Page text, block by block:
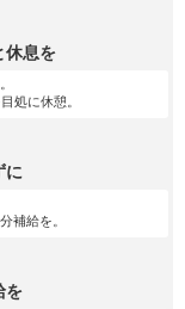
休息を
処に休憩。
に
補給を。
を